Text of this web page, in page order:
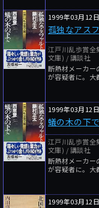
1999年03月12日
孤独なアス
江戸川乱歩賞
文庫) / 講談社
断熱材メーカー
が容疑者に。大
1999年03月12日
蟻の木の下で
江戸川乱歩賞
文庫) / 講談社
断熱材メーカー
が容疑者に。大
1999年03月12日